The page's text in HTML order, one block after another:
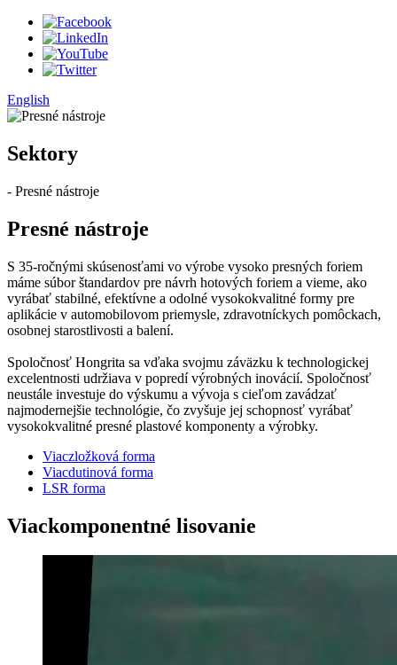
English
Sektory
- Presné nástroje
Presné nástroje
S 35-ročnými skúsenosťami vo výrobe vysoko presných foriem
máme súbor štandardov pre návrh hotových foriem a vieme, ako
vyrábať stabilné, efektívne a odolné vysokokvalitné formy pre
aplikácie v automobilovom priemysle, zdravotníckych pomôckach,
osobnej starostlivosti a balení.
Spoločnosť Hongrita sa vďaka svojmu záväzku k technologickej
excelentnosti udržiava v popredí výrobných inovácií. Spoločnosť
neustále investuje do výskumu a vývoja s cieľom zavádzať
najmodernejšie technológie, čo zvyšuje jej schopnosť vyrábať
vysokokvalitné presné plastové komponenty a výrobky.
Viaczložková forma
Viacdutinová forma
LSR forma
Viackomponentné lisovanie